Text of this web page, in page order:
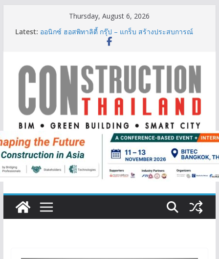
Thursday, August 6, 2026
Latest:
ผู้เชี่ยวชาญด้านวิศวกรรมโครงสร้างเสนอแผนปฏิรูป
มาตรฐานตั้งแต่การออกแบบถึงการตรวจสอบอาคารไทย
What You Love”
BCT Expo 2026 ชูแนวคิด “Empowering Net Zero in
Construction & Mining” ขับเคลื่อนอุตสาหกรรม
ก่อสร้างและเหมืองแร่สู่สังคมคาร์บอนต่ำอย่างยั่งยืน
ลลิล พร็อพเพอร์ตี้ ก้าวสู่ปีที่ 40 ยึดลูกค้าเป็นศูนย์กลาง
IHG Hotels & Resorts เปิดตัว ฮอลิเดย์ อินน์ เอ็กซ์เพรส
อ่าวนางแห่งแรกในกระบี่